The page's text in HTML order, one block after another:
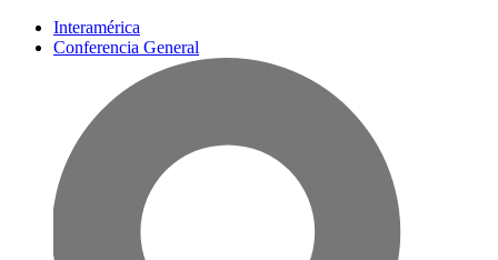
Interamérica
Conferencia General